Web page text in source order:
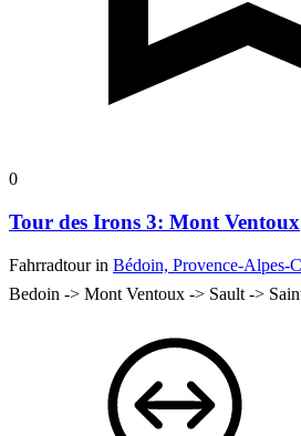
0
Tour des Irons 3: Mont Ventoux
Fahrradtour in Bédoin, Provence-Alpes-
Bedoin -> Mont Ventoux -> Sault ->